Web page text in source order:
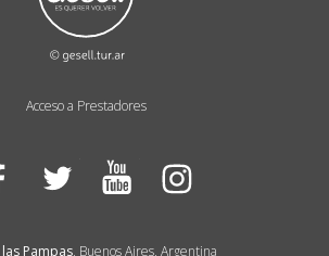
Acceso a Prestadores
Facebook Twitter YouTube
Pampas, Buenos Aires, Argentina